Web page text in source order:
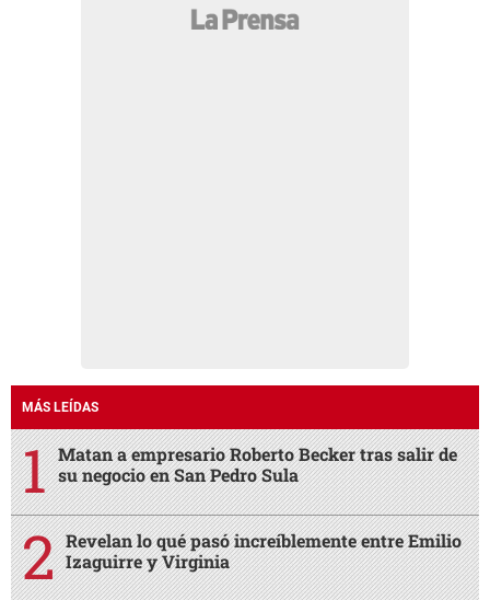
MÁS LEÍDAS
Matan a empresario Roberto Becker tras salir de
su negocio en San Pedro Sula
Revelan lo qué pasó increíblemente entre Emilio
Izaguirre y Virginia